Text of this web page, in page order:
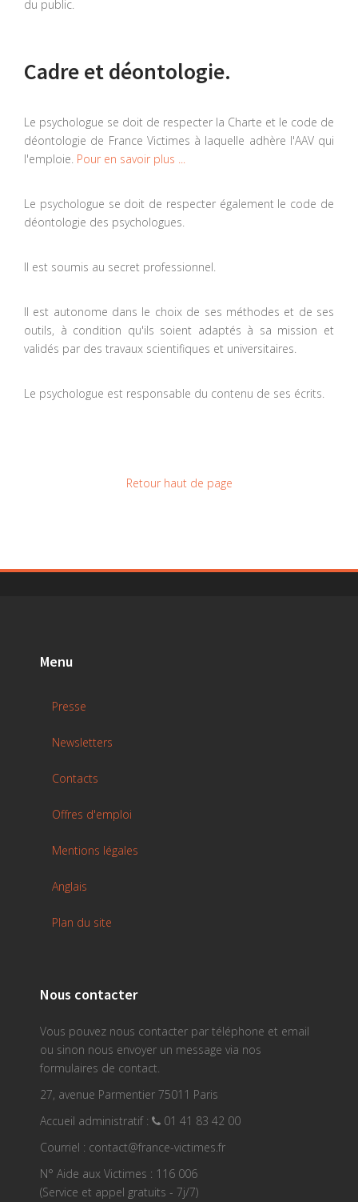
du public.
Cadre et déontologie.
Le psychologue se doit de respecter la Charte et le code de
déontologie de France Victimes à laquelle adhère l'AAV qui
l'emploie. Pour en savoir plus ...
Le psychologue se doit de respecter également le code de
déontologie des psychologues.
Il est soumis au secret professionnel.
Il est autonome dans le choix de ses méthodes et de ses
outils, à condition qu'ils soient adaptés à sa mission et
validés par des travaux scientifiques et universitaires.
Le psychologue est responsable du contenu de ses écrits.
Retour haut de page
Menu
Presse
Newsletters
Contacts
Offres d'emploi
Mentions légales
Anglais
Plan du site
Nous contacter
Vous pouvez nous contacter par téléphone et email
ou sinon nous envoyer un message via nos
formulaires de contact.
27, avenue Parmentier 75011 Paris
Accueil administratif :
01 41 83 42 00
Courriel : contact@france-victimes.fr
N° Aide aux Victimes : 116 006
(Service et appel gratuits - 7j/7)